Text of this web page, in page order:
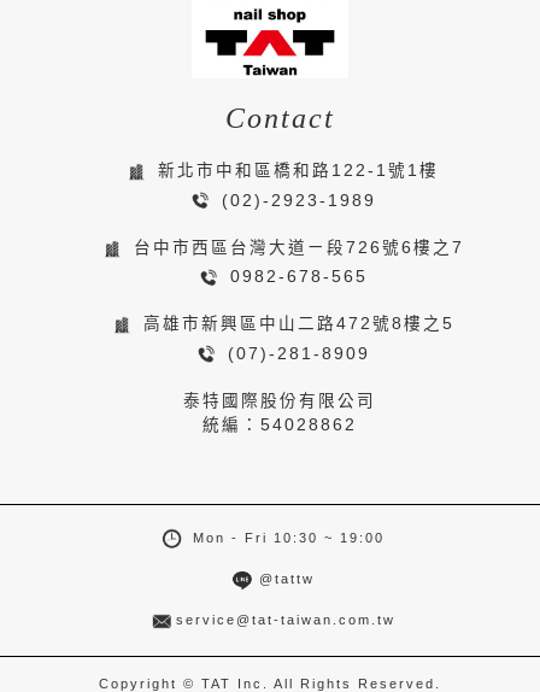
Contact
新北市中和區橋和路122-1號1樓
(02)-2923-1989
台中市西區台灣大道ㄧ段726號6樓之7
0982-678-565
高雄市新興區中山二路472號8樓之5
(07)-281-8909
泰特國際股份有限公司
統編：54028862
Mon - Fri 10:30 ~ 19:00
@tattw
service@tat-taiwan.com.tw
Copyright © TAT Inc. All Rights Reserved.